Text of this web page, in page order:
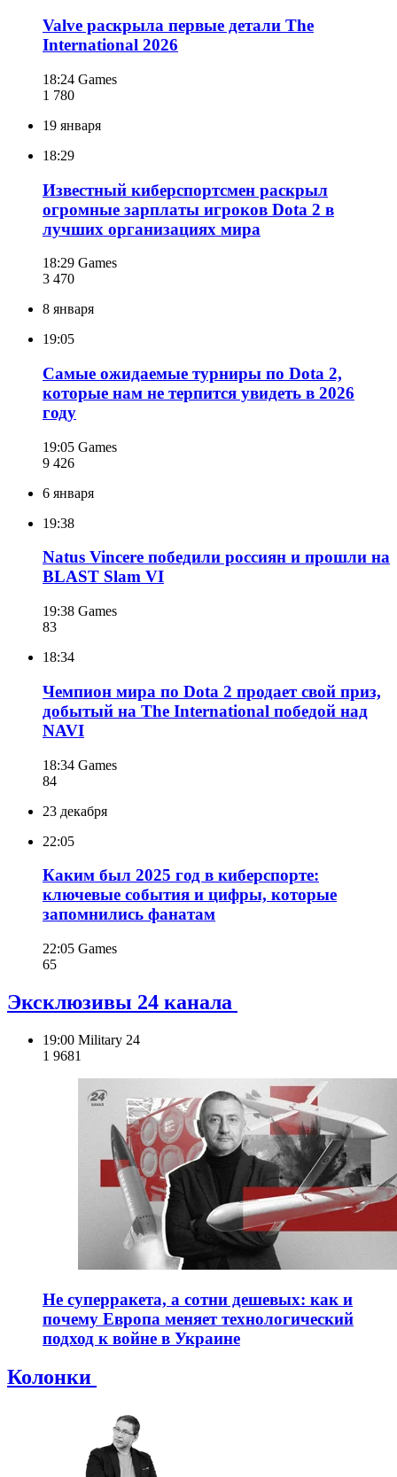
Valve раскрыла первые детали The
International 2026
18:24 Games
1 780
19 января
18:29
Известный киберспортсмен раскрыл
огромные зарплаты игроков Dota 2 в
лучших организациях мира
18:29 Games
3 470
8 января
19:05
Самые ожидаемые турниры по Dota 2,
которые нам не терпится увидеть в 2026
году
19:05 Games
9 426
6 января
19:38
Natus Vincere победили россиян и прошли на
BLAST Slam VI
19:38 Games
83
18:34
Чемпион мира по Dota 2 продает свой приз,
добытый на The International победой над
NAVI
18:34 Games
84
23 декабря
22:05
Каким был 2025 год в киберспорте:
ключевые события и цифры, которые
запомнились фанатам
22:05 Games
65
Эксклюзивы 24 канала
19:00 Military 24
1 9681
Не суперракета, а сотни дешевых: как и
почему Европа меняет технологический
подход к войне в Украине
Колонки